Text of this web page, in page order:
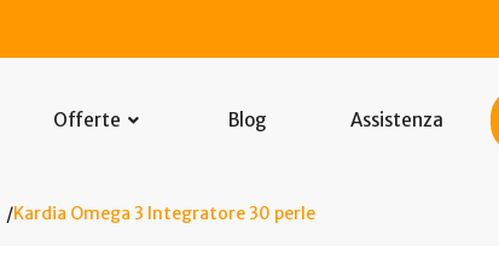
Offerte Blog Assistenza
Kardia Omega 3 Integratore 30 perle